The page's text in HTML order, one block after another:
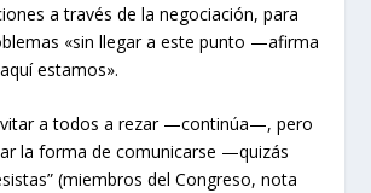
a través de la negociación, para
«sin llegar a este punto —afirma
estamos».
a todos a rezar —continúa—, pero
la forma de comunicarse —quizás
(miembros del Congreso, nota